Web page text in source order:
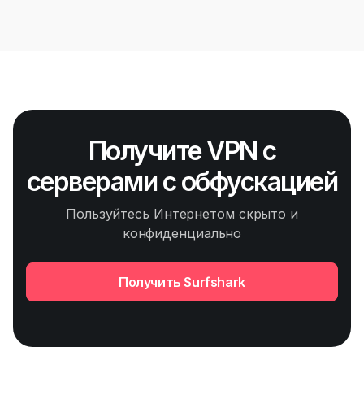
Получите VPN с
серверами с обфускацией
Пользуйтесь Интернетом скрыто и
конфиденциально
Получить Surfshark